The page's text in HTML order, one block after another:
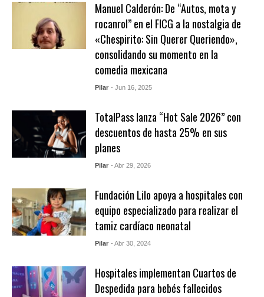
Manuel Calderón: De “Autos, mota y
rocanrol” en el FICG a la nostalgia de
«Chespirito: Sin Querer Queriendo»,
consolidando su momento en la
comedia mexicana
Pilar - Jun 16, 2025
TotalPass lanza “Hot Sale 2026” con
descuentos de hasta 25% en sus
planes
Pilar - Abr 29, 2026
Fundación Lilo apoya a hospitales con
equipo especializado para realizar el
tamiz cardíaco neonatal
Pilar - Abr 30, 2024
Hospitales implementan Cuartos de
Despedida para bebés fallecidos